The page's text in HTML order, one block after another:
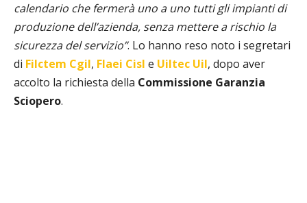
calendario che fermerà uno a uno tutti gli impianti di
produzione dell’azienda, senza mettere a rischio la
sicurezza del servizio”. Lo hanno reso noto i segretari
di Filctem Cgil, Flaei Cisl e Uiltec Uil, dopo aver
accolto la richiesta della Commissione Garanzia
Sciopero.